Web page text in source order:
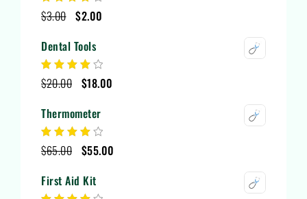
Note
4.00
sur 5
$3.00 $2.00
Dental Tools
Note4.00
sur 5
$20.00 $18.00
Thermometer
Note4.00
sur 5
$65.00 $55.00
First Aid Kit